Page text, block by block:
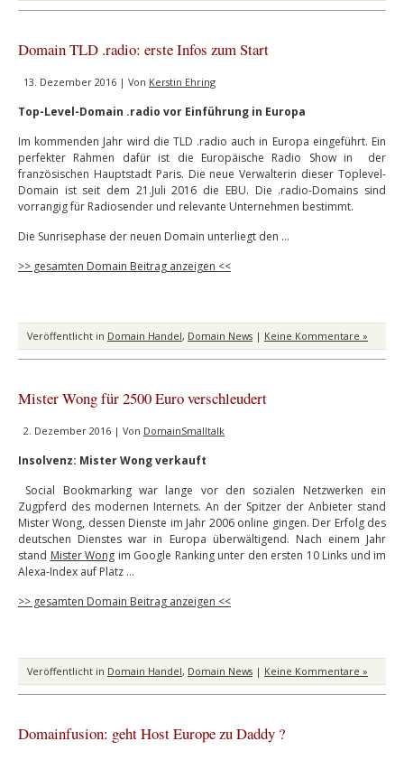
Domain TLD .radio: erste Infos zum Start
13. Dezember 2016 | Von Kerstin Ehring
Top-Level-Domain .radio vor Einführung in Europa
Im kommenden Jahr wird die TLD .radio auch in Europa eingeführt. Ein
perfekter Rahmen dafür ist die Europäische Radio Show in der
französischen Hauptstadt Paris. Die neue Verwalterin dieser Toplevel-
Domain ist seit dem 21.Juli 2016 die EBU. Die .radio-Domains sind
vorrangig für Radiosender und relevante Unternehmen bestimmt.
Die Sunrisephase der neuen Domain unterliegt den …
>> gesamten Domain Beitrag anzeigen <<
Veröffentlicht in Domain Handel, Domain News | Keine Kommentare »
Mister Wong für 2500 Euro verschleudert
2. Dezember 2016 | Von DomainSmalltalk
Insolvenz: Mister Wong verkauft
Social Bookmarking war lange vor den sozialen Netzwerken ein
Zugpferd des modernen Internets. An der Spitzer der Anbieter stand
Mister Wong, dessen Dienste im Jahr 2006 online gingen. Der Erfolg des
deutschen Dienstes war in Europa überwältigend. Nach einem Jahr
stand Mister Wong im Google Ranking unter den ersten 10 Links und im
Alexa-Index auf Platz …
>> gesamten Domain Beitrag anzeigen <<
Veröffentlicht in Domain Handel, Domain News | Keine Kommentare »
Domainfusion: geht Host Europe zu Daddy ?